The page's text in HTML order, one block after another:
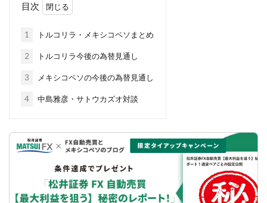
目次
1 トルコリラ・メキシコペソまとめ
2 トルコリラ今後の為替見通し
3 メキシコペソの今後の為替見通し
4 中島雅彦・サトウカズオ対談